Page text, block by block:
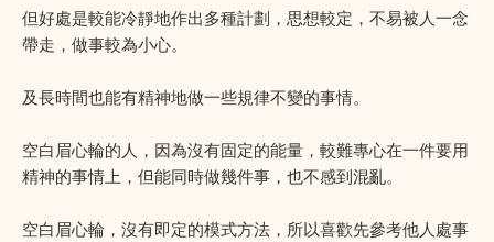
但好處是較能冷靜地作出多種計劃，思想較定，不易被人一念
帶走，做事較為小心。
及長時間也能有精神地做一些規律不變的事情。
空白眉心輪的人，因為沒有固定的能量，較難專心在一件要用
精神的事情上，但能同時做幾件事，也不感到混亂。
空白眉心輪，沒有即定的模式方法，所以喜歡先參考他人處事